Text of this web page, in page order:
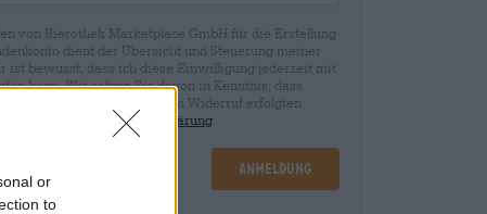
or
to
von Bierothek Marketplace GmbH für die Erstellung
dient der Übersicht und Steuerung meiner
ist bewusst, dass ich diese Einwilligung jederzeit mit
kann. Wir setzen Sie davon in Kenntnis, dass
der Einwilligung bis zum Widerruf erfolgten
in unserer
Datenschutzerklärung
Anmeldung